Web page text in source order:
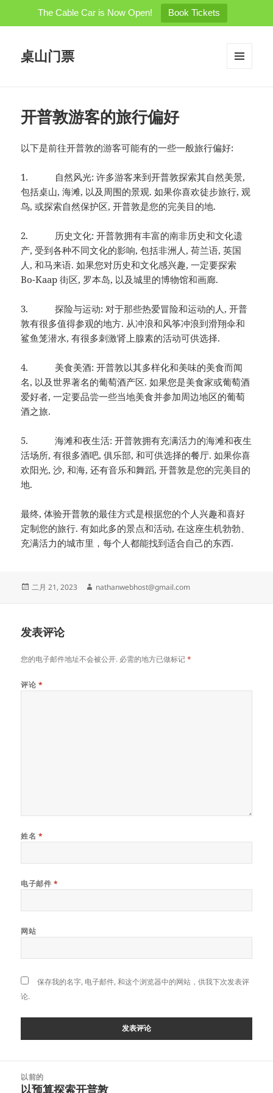
The Cable Car is Now Open! Book Tickets
桌山门票
开普敦游客的旅行偏好
以下是前往开普敦的游客可能有的一些一般旅行偏好:
1. 自然风光: 许多游客来到开普敦探索其自然美景,
包括桌山, 海滩, 以及周围的景观. 如果你喜欢徒步旅行, 观
鸟, 或探索自然保护区, 开普敦是您的完美目的地.
2. 历史文化: 开普敦拥有丰富的南非历史和文化遗
产, 受到各种不同文化的影响, 包括非洲人, 荷兰语, 英国
人, 和马来语. 如果您对历史和文化感兴趣, 一定要探索
Bo-Kaap 街区, 罗本岛, 以及城里的博物馆和画廊.
3. 探险与运动: 对于那些热爱冒险和运动的人, 开普
敦有很多值得参观的地方. 从冲浪和风筝冲浪到滑翔伞和
鲨鱼笼潜水, 有很多刺激肾上腺素的活动可供选择.
4. 美食美酒: 开普敦以其多样化和美味的美食而闻
名, 以及世界著名的葡萄酒产区. 如果您是美食家或葡萄酒
爱好者, 一定要品尝一些当地美食并参加周边地区的葡萄
酒之旅.
5. 海滩和夜生活: 开普敦拥有充满活力的海滩和夜生
活场所, 有很多酒吧, 俱乐部, 和可供选择的餐厅. 如果你喜
欢阳光, 沙, 和海, 还有音乐和舞蹈, 开普敦是您的完美目的
地.
最终, 体验开普敦的最佳方式是根据您的个人兴趣和喜好
定制您的旅行. 有如此多的景点和活动, 在这座生机勃勃、
充满活力的城市里，每个人都能找到适合自己的东西.
发
二月 21, 2023
作
nathanwebhost@gmail.com
发表评论
您的电子邮件地址不会被公开. 必需的地方已做标记*
评论 *
姓名 *
电子邮件 *
网站
保存我的名字, 电子邮件, 和这个浏览器中的网站，供我下次发表评
论.
以前的
上
以预算探索开普敦